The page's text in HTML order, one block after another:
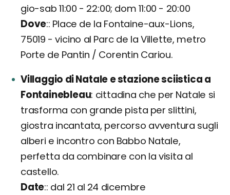
gio-sab 11:00 - 22:00; dom 11:00 - 20:00
Dove : Place de la Fontaine-aux-Lions,
75019 - vicino al Parc de la Villette, metro
Porte de Pantin / Corentin Cariou.
Villaggio di Natale e stazione sciistica a
Fontainebleau cittadina che per Natale si
trasforma con grande pista per slittini,
giostra incantata, percorso avventura sugli
alberi e incontro con Babbo Natale,
perfetta da combinare con la visita al
castello.
Date : dal 21 al 24 dicembre